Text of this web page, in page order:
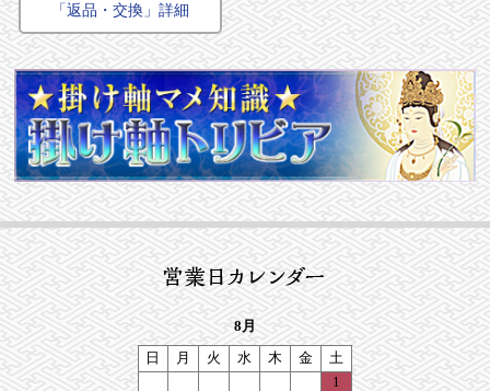
「返品・交換」詳細